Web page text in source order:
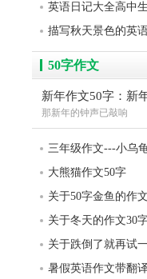
英语日记大全高中
描写秋天景色的英
50字作文
新年作文50字：新
那新年的钟声已敲响
三年级作文---小乌
大熊猫作文50字
关于50字金鱼的作
关于冬天的作文30
关于跌倒了就再试
暑假英语作文带翻